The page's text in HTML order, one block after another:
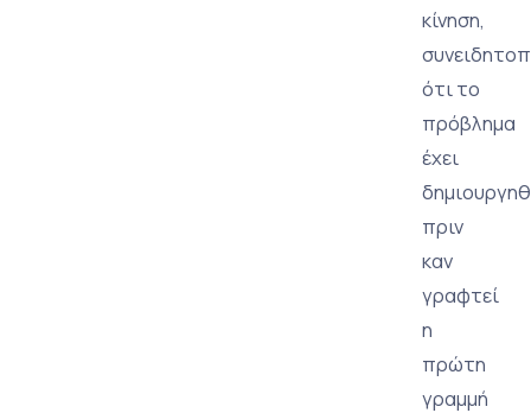
κίνηση,
ότι το
πρόβλημα
έχει
πριν
καν
γραφτεί
η
πρώτη
γραμμή